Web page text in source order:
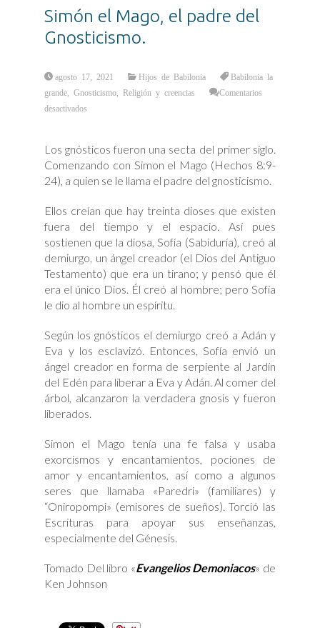
Simón el Mago, el padre del
Gnosticismo.
agosto 17, 2021 Hijos de Babilonia
Babilonia la
grande ,Gnosticismo Religión y creencias
Comentarios
desactivados
padre
del
Gnosticismo.
Los gnósticos fueron una secta del primer siglo.
Comenzando con Simon el Mago (Hechos 8:9-
24), a quien se le llama el padre del gnosticismo.
Ellos creían que hay treinta dioses que existen
fuera del tiempo y el espacio. Así pues
sostienen que la diosa, Sofía (Sabiduría), creó al
demiurgo, un ángel creador (el Dios del Antiguo
Testamento) que era un tirano; y pensó que él
era el único Dios. Él creó al hombre; pero Sofía
le dio al hombre un espíritu.
Según los gnósticos el demiurgo creó a Adán y
Eva y los esclavizó. Entonces, Sofía envió un
ángel creador en forma de serpiente al Jardín
del Edén para liberar a Eva y Adán. Al comer del
árbol, alcanzaron la verdadera gnosis y fueron
liberados.
Simon el Mago tenía una fe falsa y usaba
exorcismos y encantamientos, pociones de
amor y encantamientos, así como a algunos
seres que llamaba «Paredri» (familiares) y
“Oniropompi» (emisores de sueños). Torció las
Escrituras para apoyar sus enseñanzas,
especialmente del Génesis.
Tomado Del libro «Evangelios Demoniacos» de
Ken Johnson